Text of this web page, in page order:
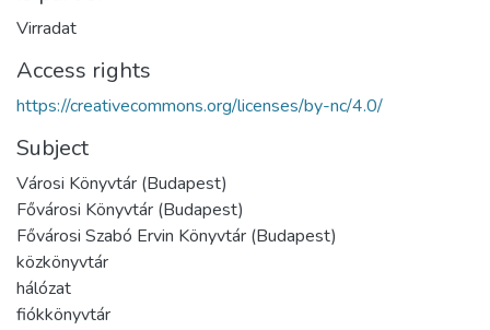
Virradat
Access rights
https://creativecommons.org/licenses/by-nc/4.0/
Subject
Városi Könyvtár (Budapest)
Fővárosi Könyvtár (Budapest)
Fővárosi Szabó Ervin Könyvtár (Budapest)
közkönyvtár
hálózat
fiókkönyvtár